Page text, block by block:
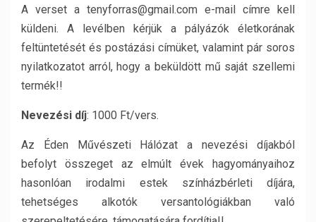
A verset a tenyforras@gmail.com e-mail címre kell
küldeni. A levélben kérjük a pályázók életkorának
feltüntetését és postázási címüket, valamint pár soros
nyilatkozatot arról, hogy a beküldött mű saját szellemi
termék!!
Nevezési díj: 1000 Ft/vers.
Az Éden Művészeti Hálózat a nevezési díjakból
befolyt összeget az elmúlt évek hagyományaihoz
hasonlóan irodalmi estek színházbérleti díjára,
tehetséges alkotók versantológiákban való